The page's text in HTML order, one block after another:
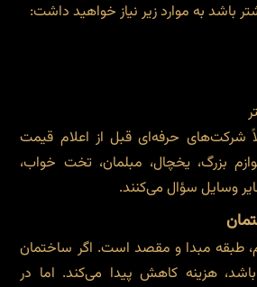
باشد به موارد زیر نیاز خواهید داشت:
شرکت‌های حرفه‌ای قبل از اعلام قیمت
لوازم بزرگ، یخچال، مبلمان، تخت خواب،
وسایل سؤال می‌کنند.
طبقه مبدا و مقصد است. اگر ساختمان
باشد، هزینه کاهش پیدا می‌کند. اما در